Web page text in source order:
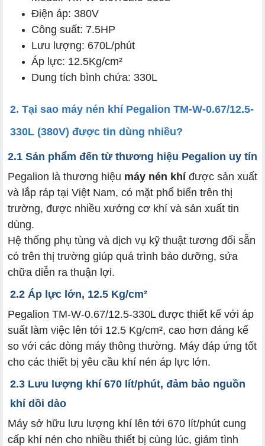
Điện áp: 380V
Công suất: 7.5HP
Lưu lượng: 670L/phút
Áp lực: 12.5Kg/cm²
Dung tích bình chứa: 330L
2. Tại sao máy nén khí Pegalion TM-W-0.67/12.5-
330L (380V) được tin dùng nhiều?
2.1 Sản phẩm đến từ thương hiệu Pegalion uy tín
Pegalion là thương hiệu máy nén khíđược sản xuất
và lắp ráp tại Việt Nam, có mặt phổ biến trên thị
trường, được nhiều xưởng cơ khí và sản xuất tin
dùng.
Hệ thống phụ tùng và dịch vụ kỹ thuật tương đối sẵn
có trên thị trường giúp quá trình bảo dưỡng, sửa
chữa diễn ra thuận lợi.
2.2 Áp lực lớn, 12.5 Kg/cm²
Pegalion TM-W-0.67/12.5-330L được thiết kế với áp
suất làm việc lên tới 12.5 Kg/cm², cao hơn đáng kể
so với các dòng máy thông thường. Máy đáp ứng tốt
cho các thiết bị yêu cầu khí nén áp lực lớn.
2.3 Lưu lượng khí 670 lít/phút, đảm bảo nguồn
khí dồi dào
Máy sở hữu lưu lượng khí lên tới 670 lít/phút cung
cấp khí nén cho nhiều thiết bị cùng lúc, giảm tình